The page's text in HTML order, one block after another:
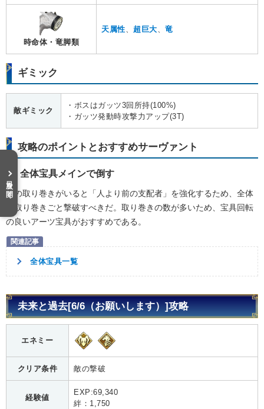
時命体・竜脚類
天属性、超巨大、竜
ギミック
敵ギミック
・ボスはガッツ3回所持(100%)
・ガッツ発動時攻撃力アップ(3T)
攻略のポイントとおすすめサーヴァント
全体宝具メインで倒す
敵の取り巻きがいると「人より前の支配者」を強化するため、全体
で取り巻きごと撃破すべきだ。取り巻きの数が多いため、宝具回転
の良いアーツ宝具がおすすめである。
全体宝具一覧
未来と過去[6/6（お願いします）]攻略
エネミー
クリア条件 敵の撃破
経験値
EXP:69,340
絆：1,750
目次を開く